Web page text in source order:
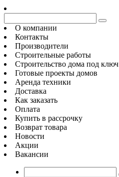
О компании
Контакты
Производители
Строительные работы
Строительство дома под ключ
Готовые проекты домов
Аренда техники
Доставка
Как заказать
Оплата
Купить в рассрочку
Возврат товара
Новости
Акции
Вакансии